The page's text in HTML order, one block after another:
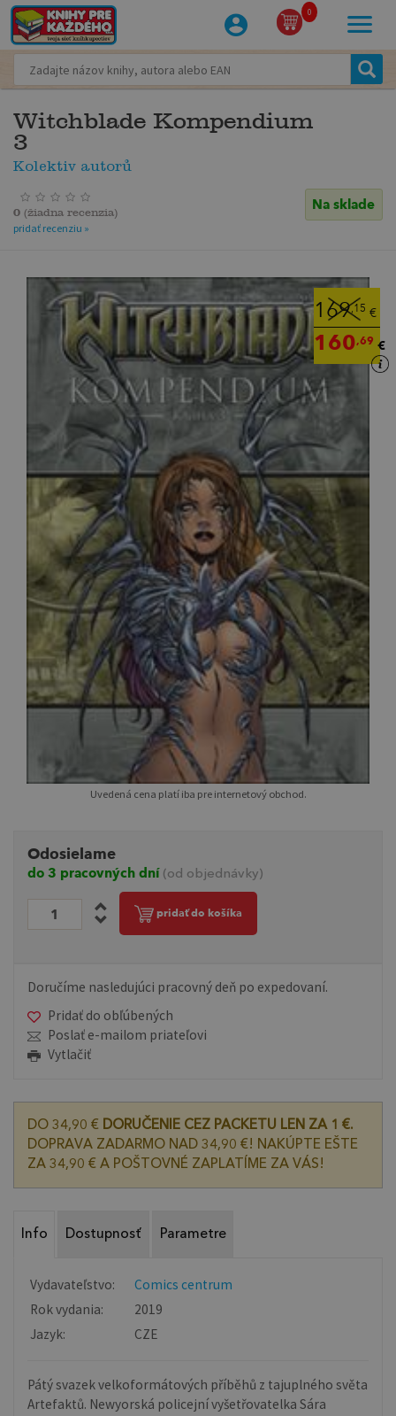
0
Witchblade Kompendium
3
Kolektiv autorů
Na sklade
0 (žiadna recenzia)
pridať recenziu »
169,15 €
160,69 €
Uvedená cena platí iba pre internetový obchod.
Odosielame
do 3 pracovných dní (od objednávky)
pridať do košíka
Doručíme nasledujúci pracovný deň po expedovaní.
Pridať do obľúbených
Poslať e-mailom priateľovi
Vytlačiť
DO 34,90 € DORUČENIE CEZ PACKETU LEN ZA 1 €.
DOPRAVA ZADARMO NAD 34,90 €! NAKÚPTE EŠTE
ZA 34,90 € A POŠTOVNÉ ZAPLATÍME ZA VÁS!
Info Dostupnosť Parametre
Vydavateľstvo:
Comics centrum
Rok vydania:
2019
Jazyk:
CZE
Pátý svazek velkoformátových příběhů z tajuplného světa
Artefaktů. Newyorská policejní vyšetřovatelka Sára